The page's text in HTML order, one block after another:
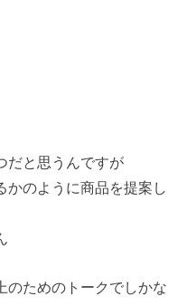
だと思うんですが
かのように商品を提案し
のためのトークでしかな